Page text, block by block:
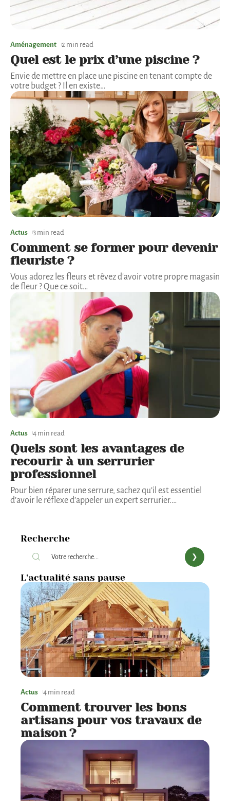
Aménagement 2 min read
Quel est le prix d’une piscine ?
Envie de mettre en place une piscine en tenant compte de
votre budget ? Il en existe…
Actus 3 min read
Comment se former pour devenir
fleuriste ?
Vous adorez les fleurs et rêvez d'avoir votre propre magasin
de fleur ? Que ce soit…
Actus 4 min read
Quels sont les avantages de
recourir à un serrurier
professionnel
Pour bien réparer une serrure, sachez qu’il est essentiel
d’avoir le réflexe d’appeler un expert serrurier.…
Recherche
L’actualité sans pause
Actus 4 min read
Comment trouver les bons
artisans pour vos travaux de
maison ?